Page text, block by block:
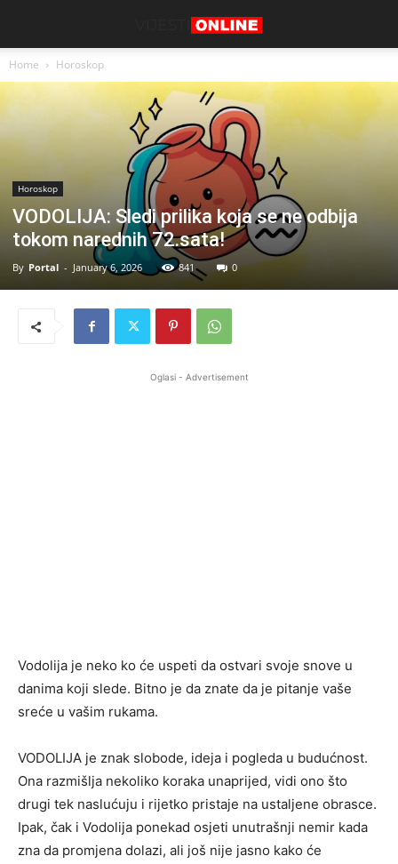
Home Horoskop
Horoskop
VODOLIJA: Sledi prilika koja se ne odbija
tokom narednih 72.sata!
By Portal - January 6, 2026 841 0
Oglasi - Advertisement
Vodolija je neko ko će uspeti da ostvari svoje snove u
danima koji slede. Bitno je da znate da je pitanje vaše
sreće u vašim rukama.
VODOLIJA je znak slobode, ideja i pogleda u budućnost.
Ona razmišlja nekoliko koraka unaprijed, vidi ono što
drugi tek naslućuju i rijetko pristaje na ustaljene obrasce.
Ipak, čak i Vodolija ponekad osjeti unutrašnji nemir kada
zna da promjena dolazi, ali još nije jasno kako će